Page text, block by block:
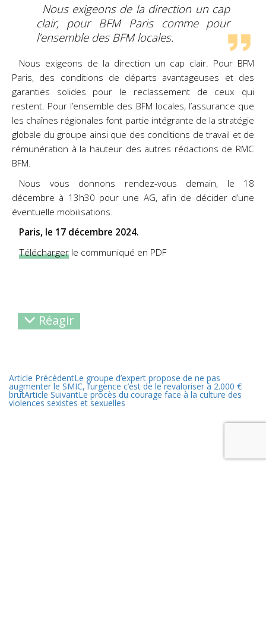
Nous exigeons de la direction un cap
clair, pour BFM Paris comme pour
l’ensemble des BFM locales.
Nous exigeons de la direction un cap clair. Pour BFM
Paris, des conditions de départs avantageuses et des
garanties solides pour le reclassement de ceux qui
restent. Pour l’ensemble des BFM locales, l’assurance que
les chaînes régionales font partie intégrante de la stratégie
globale du groupe ainsi que des conditions de travail et de
rémunération à la hauteur des autres rédactions de RMC
BFM.
Nous vous donnons rendez-vous demain, le 18
décembre à 13h30 pour une AG, afin de décider d’une
éventuelle mobilisations.
Paris, le 17 décembre 2024.
Télécharger le communiqué en PDF
Réagir
Article PrécédentLe groupe d’expert propose de ne pas
augmenter le SMIC, l’urgence c’est de le revaloriser à 2.000 €
brutArticle SuivantLe procès du courage face à la culture des
violences sexistes et sexuelles